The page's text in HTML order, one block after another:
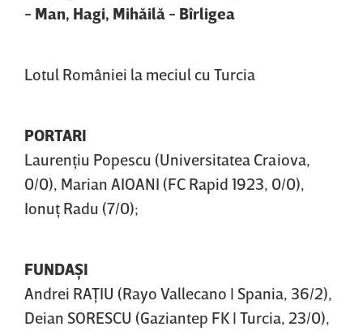
- Man, Hagi, Mihăilă - Bîrligea
Lotul României la meciul cu Turcia
PORTARI
Laurenţiu Popescu (Universitatea Craiova,
0/0), Marian AIOANI (FC Rapid 1923, 0/0),
Ionuţ Radu (7/0);
FUNDAŞI
Andrei RAŢIU (Rayo Vallecano | Spania, 36/2),
Deian SORESCU (Gaziantep FK | Turcia, 23/0),